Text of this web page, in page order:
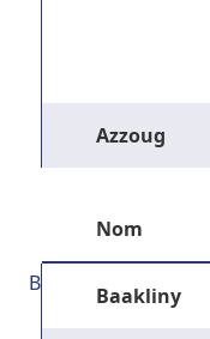
Azzoug
Nom
B Baakliny